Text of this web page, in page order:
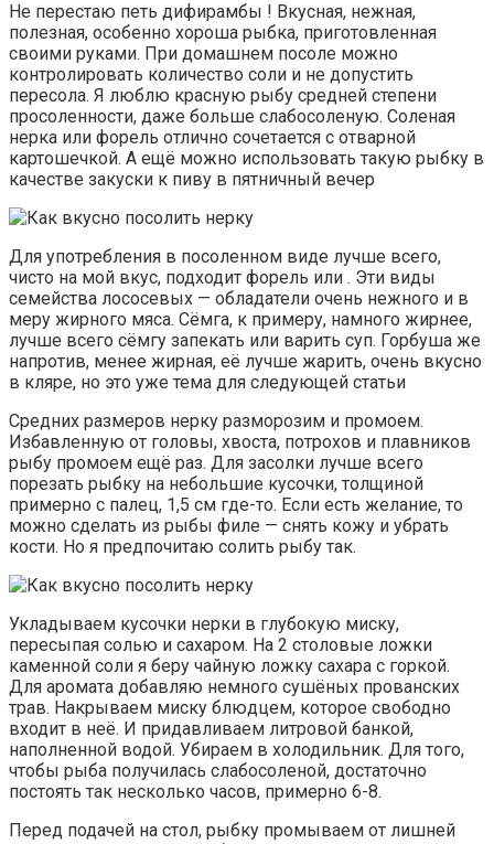
Не перестаю петь дифирамбы ! Вкусная, нежная,
полезная, особенно хороша рыбка, приготовленная
своими руками. При домашнем посоле можно
контролировать количество соли и не допустить
пересола. Я люблю красную рыбу средней степени
просоленности, даже больше слабосоленую. Соленая
нерка или форель отлично сочетается с отварной
картошечкой. А ещё можно использовать такую рыбку в
качестве закуски к пиву в пятничный вечер
Для употребления в посоленном виде лучше всего,
чисто на мой вкус, подходит форель или . Эти виды
семейства лососевых — обладатели очень нежного и в
меру жирного мяса. Сёмга, к примеру, намного жирнее,
лучше всего сёмгу запекать или варить суп. Горбуша же
напротив, менее жирная, её лучше жарить, очень вкусно
в кляре, но это уже тема для следующей статьи
Средних размеров нерку разморозим и промоем.
Избавленную от головы, хвоста, потрохов и плавников
рыбу промоем ещё раз. Для засолки лучше всего
порезать рыбку на небольшие кусочки, толщиной
примерно с палец, 1,5 см где-то. Если есть желание, то
можно сделать из рыбы филе — снять кожу и убрать
кости. Но я предпочитаю солить рыбу так.
Укладываем кусочки нерки в глубокую миску,
пересыпая солью и сахаром. На 2 столовые ложки
каменной соли я беру чайную ложку сахара с горкой.
Для аромата добавляю немного сушёных прованских
трав. Накрываем миску блюдцем, которое свободно
входит в неё. И придавливаем литровой банкой,
наполненной водой. Убираем в холодильник. Для того,
чтобы рыба получилась слабосоленой, достаточно
постоять так несколько часов, примерно 6-8.
Перед подачей на стол, рыбку промываем от лишней